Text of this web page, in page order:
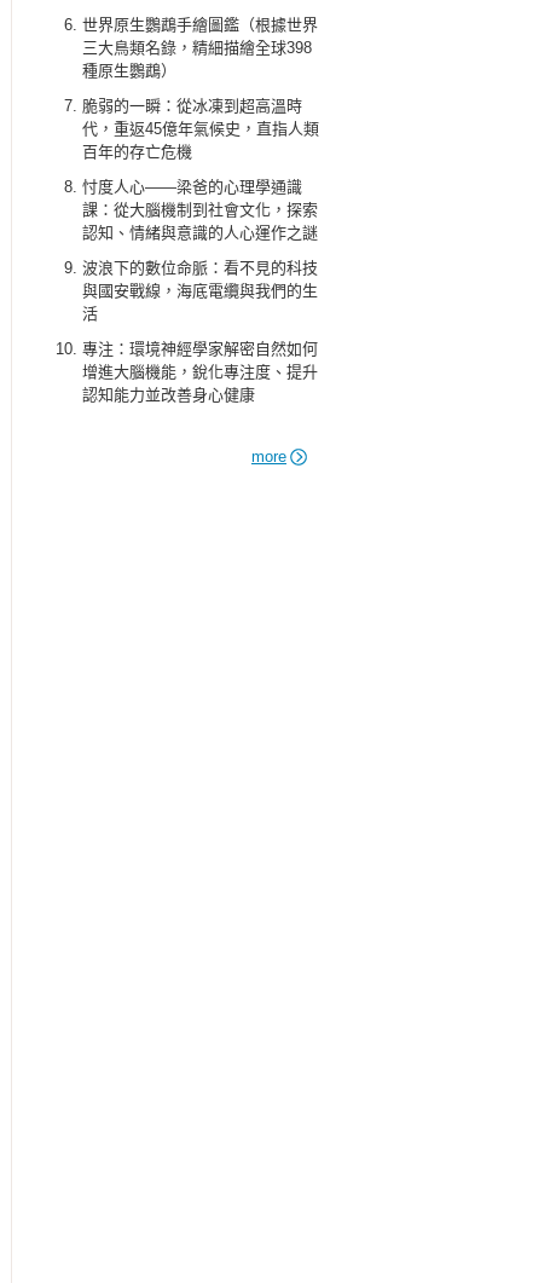
世界原生鸚鵡手繪圖鑑（根據世界
三大鳥類名錄，精細描繪全球398
種原生鸚鵡）
脆弱的一瞬：從冰凍到超高溫時
代，重返45億年氣候史，直指人類
百年的存亡危機
忖度人心——梁爸的心理學通識
課：從大腦機制到社會文化，探索
認知、情緒與意識的人心運作之謎
波浪下的數位命脈：看不見的科技
與國安戰線，海底電纜與我們的生
活
專注：環境神經學家解密自然如何
增進大腦機能，銳化專注度、提升
認知能力並改善身心健康
more